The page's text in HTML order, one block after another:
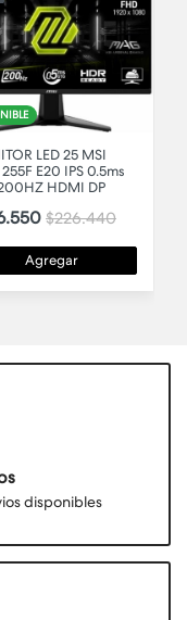
27 MSI MAG
200HZ HDMI DP
Agregar
disponibles